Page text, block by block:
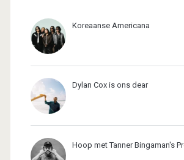
Koreaanse Americana
Dylan Cox is ons dear
Hoop met Tanner Bingaman's